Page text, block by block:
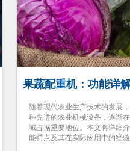
果蔬配重机：功能详
随着现代农业生产技术的发展
种先进的农业机械设备，逐渐
域占据重要地位。本文将详细
能特点及其在实际应用中的经